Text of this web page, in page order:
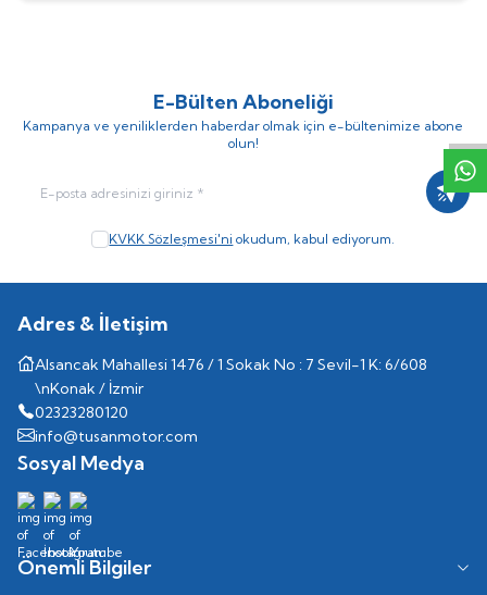
W
h
t
s
p
p
D
e
s
e
H
a
t
t
E-Bülten Aboneliği
Kampanya ve yeniliklerden haberdar olmak için e-bültenimize abone
olun!
KVKK Sözleşmesi'ni okudum, kabul ediyorum.
Adres & İletişim
Alsancak Mahallesi 1476 / 1 Sokak No : 7 Sevil-1 K: 6/608
\nKonak / İzmir
02323280120
info@tusanmotor.com
Sosyal Medya
Önemli Bilgiler